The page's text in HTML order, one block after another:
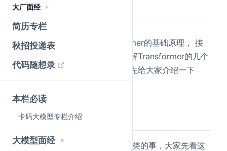
大厂面经
简历专栏
秋招投递表
代码随想录
(opens new window)
本栏必读
卡码大模型专栏介绍
大模型面经
2026-05-25
上一阶段给大家接受了Transformer的基础原理， 接
下来的几篇文章将重点给大家拆解Transformer的几个
核心组件与计算原理。本篇文章先给大家介绍一下
Attention机制当作过渡。
注意力的直觉解释
Attention本质上在做一件很像人类的事，大家先看这